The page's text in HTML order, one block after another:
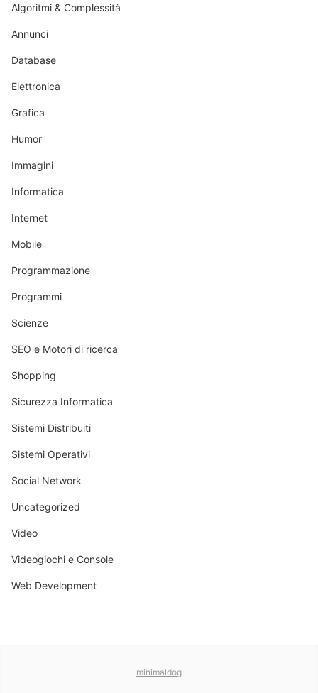
Algoritmi & Complessità
Annunci
Database
Elettronica
Grafica
Humor
Immagini
Informatica
Internet
Mobile
Programmazione
Programmi
Scienze
SEO e Motori di ricerca
Shopping
Sicurezza Informatica
Sistemi Distribuiti
Sistemi Operativi
Social Network
Uncategorized
Video
Videogiochi e Console
Web Development
minimaldog